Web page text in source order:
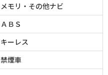
メモリ・その他ナビ
ＡＢＳ
キーレス
禁煙車